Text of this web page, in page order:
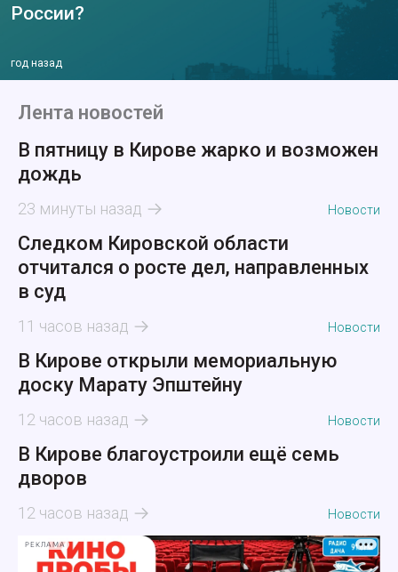
России?
год назад
Лента новостей
В пятницу в Кирове жарко и возможен
дождь
23 минуты назад Новости
Следком Кировской области
отчитался о росте дел, направленных
в суд
11 часов назад Новости
В Кирове открыли мемориальную
доску Марату Эпштейну
12 часов назад Новости
В Кирове благоустроили ещё семь
дворов
12 часов назад Новости
РЕКЛАМА